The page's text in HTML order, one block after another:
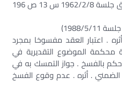
( الطعن رقم 148 لسنة 26 ق جلسة 1962/2/8 س 13 ص 196
. اعتبار العقد مفسوخا بمجرد
الموضوع التقديرية في
بالفسخ . جواز التمسك به في
. أثره . عدم وقوع الفسخ